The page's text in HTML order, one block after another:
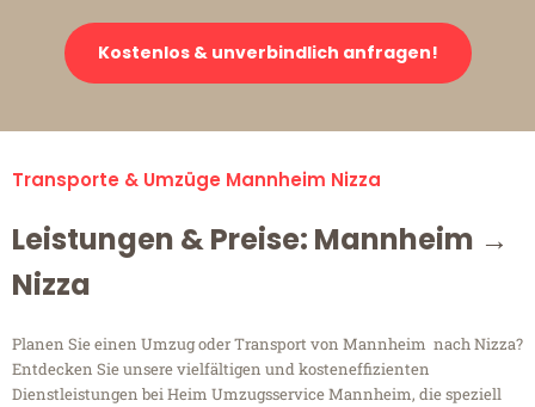
Kostenlos & unverbindlich anfragen!
Transporte & Umzüge Mannheim Nizza
Leistungen & Preise: Mannheim →
Nizza
Planen Sie einen Umzug oder Transport von Mannheim nach Nizza?
Entdecken Sie unsere vielfältigen und kosteneffizienten
Dienstleistungen bei Heim Umzugsservice Mannheim, die speziell